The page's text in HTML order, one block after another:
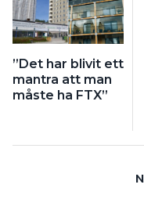
”Det har blivit ett
mantra att man
måste ha FTX”